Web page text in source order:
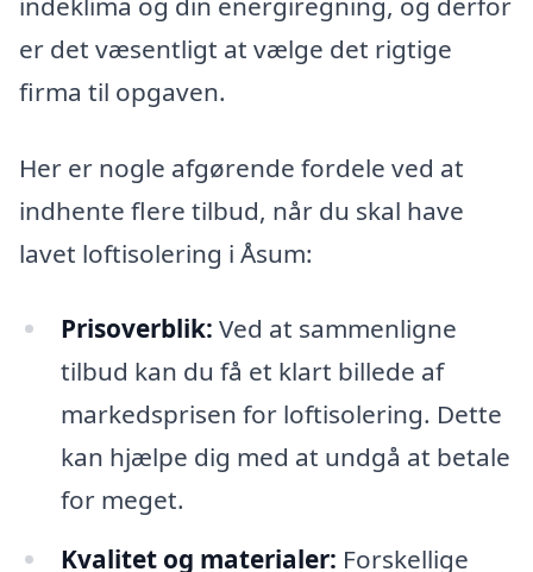
er det væsentligt at vælge det rigtige
firma til opgaven.
Her er nogle afgørende fordele ved at
indhente flere tilbud, når du skal have
lavet loftisolering i Åsum:
Prisoverblik: Ved at sammenligne
tilbud kan du få et klart billede af
markedsprisen for loftisolering. Dette
kan hjælpe dig med at undgå at betale
for meget.
Kvalitet og materialer: Forskellige